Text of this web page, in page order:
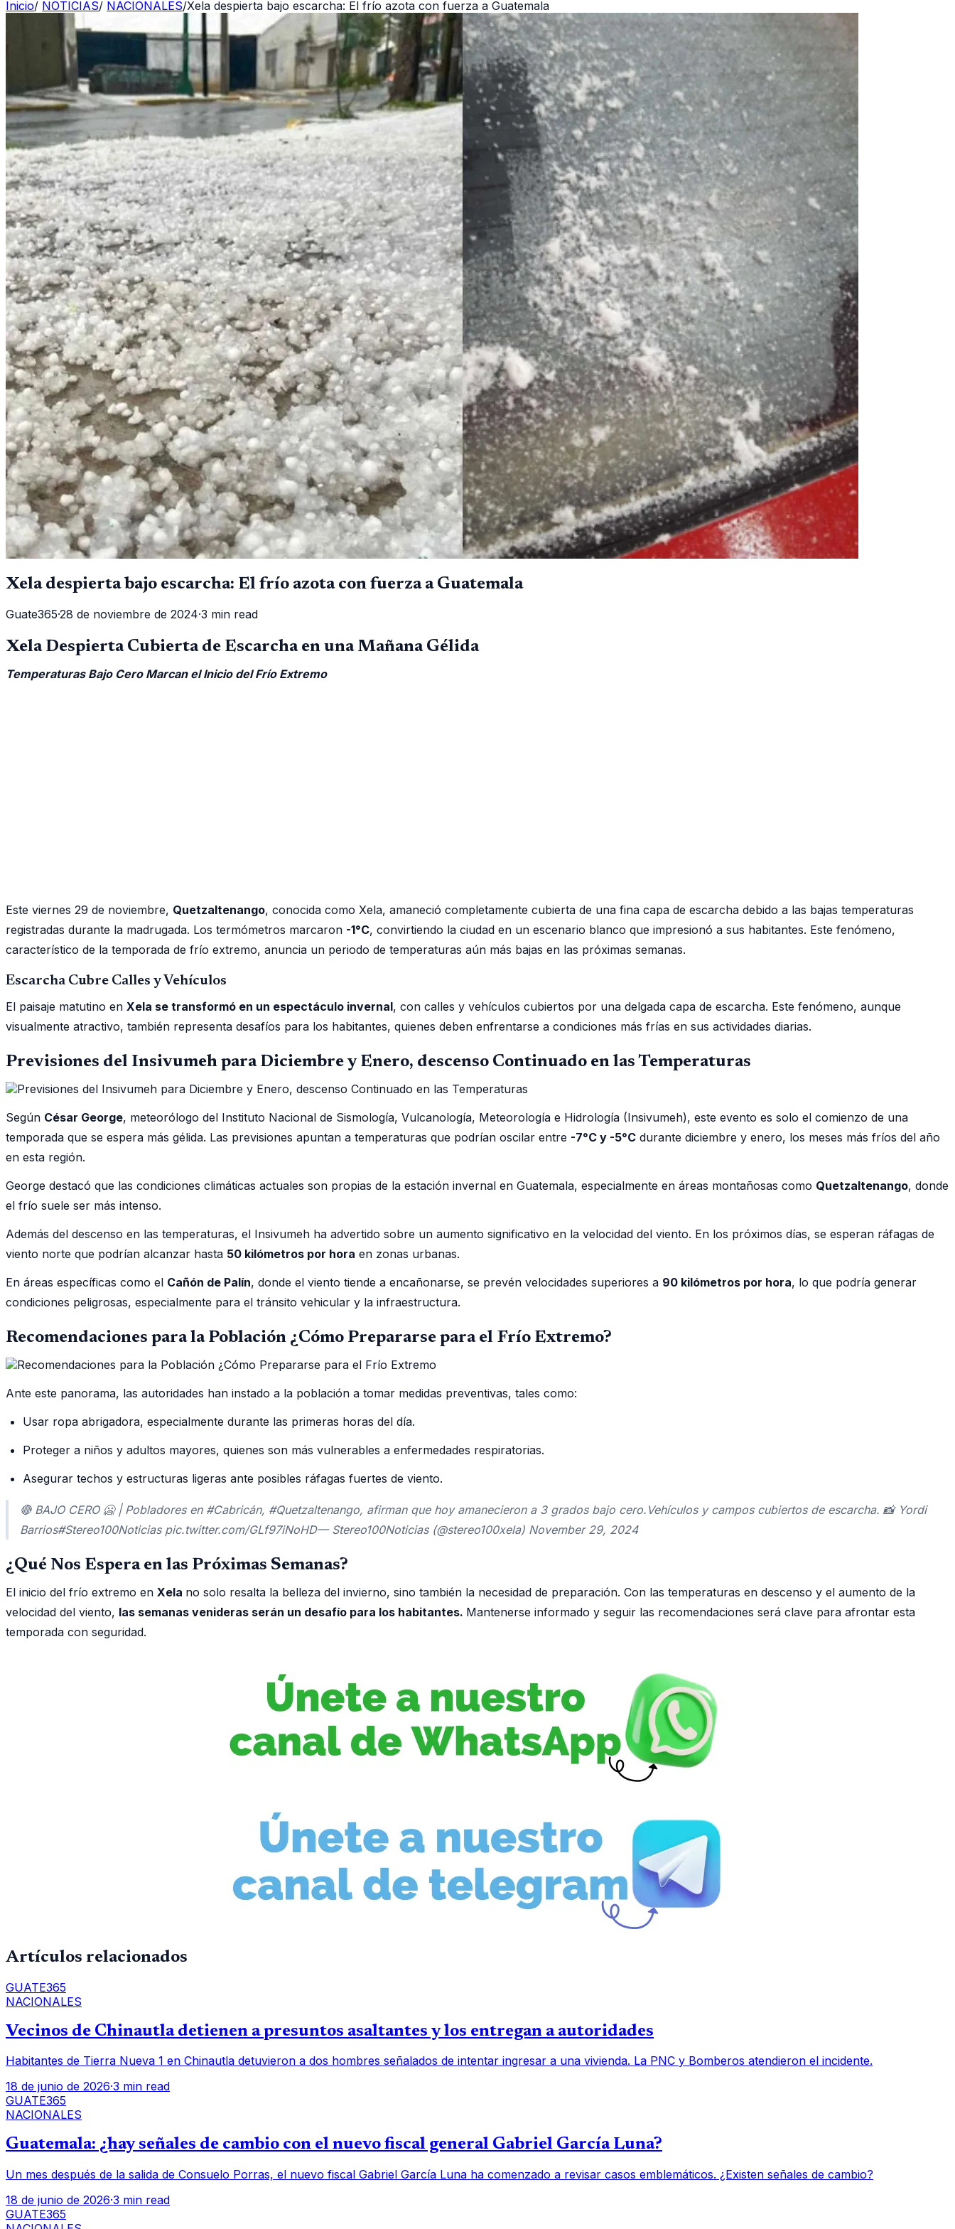
Inicio/ NOTICIAS/ NACIONALES/Xela despierta bajo escarcha: El frío azota con fuerza a Guatemala
Xela despierta bajo escarcha: El frío azota con fuerza a Guatemala
Guate365·28 de noviembre de 2024·3 min read
Xela Despierta Cubierta de Escarcha en una Mañana Gélida
Temperaturas Bajo Cero Marcan el Inicio del Frío Extremo
Este viernes 29 de noviembre, Quetzaltenango, conocida como Xela, amaneció completamente cubierta de una fina capa de escarcha debido a las bajas temperaturas
registradas durante la madrugada. Los termómetros marcaron -1°C, convirtiendo la ciudad en un escenario blanco que impresionó a sus habitantes. Este fenómeno,
característico de la temporada de frío extremo, anuncia un periodo de temperaturas aún más bajas en las próximas semanas.
Escarcha Cubre Calles y Vehículos
El paisaje matutino en Xela se transformó en un espectáculo invernal, con calles y vehículos cubiertos por una delgada capa de escarcha. Este fenómeno, aunque
visualmente atractivo, también representa desafíos para los habitantes, quienes deben enfrentarse a condiciones más frías en sus actividades diarias.
Previsiones del Insivumeh para Diciembre y Enero, descenso Continuado en las Temperaturas
Según César George, meteorólogo del Instituto Nacional de Sismología, Vulcanología, Meteorología e Hidrología (Insivumeh), este evento es solo el comienzo de una
temporada que se espera más gélida. Las previsiones apuntan a temperaturas que podrían oscilar entre -7°C y -5°C durante diciembre y enero, los meses más fríos del año
en esta región.
George destacó que las condiciones climáticas actuales son propias de la estación invernal en Guatemala, especialmente en áreas montañosas como Quetzaltenango, donde
el frío suele ser más intenso.
Además del descenso en las temperaturas, el Insivumeh ha advertido sobre un aumento significativo en la velocidad del viento. En los próximos días, se esperan ráfagas de
viento norte que podrían alcanzar hasta 50 kilómetros por hora en zonas urbanas.
En áreas específicas como el Cañón de Palín, donde el viento tiende a encañonarse, se prevén velocidades superiores a 90 kilómetros por hora, lo que podría generar
condiciones peligrosas, especialmente para el tránsito vehicular y la infraestructura.
Recomendaciones para la Población ¿Cómo Prepararse para el Frío Extremo?
Ante este panorama, las autoridades han instado a la población a tomar medidas preventivas, tales como:
Usar ropa abrigadora, especialmente durante las primeras horas del día.
Proteger a niños y adultos mayores, quienes son más vulnerables a enfermedades respiratorias.
Asegurar techos y estructuras ligeras ante posibles ráfagas fuertes de viento.
🔴 BAJO CERO 🥶 | Pobladores en #Cabricán, #Quetzaltenango, afirman que hoy amanecieron a 3 grados bajo cero.Vehículos y campos cubiertos de escarcha. 📸 Yordi
Barrios#Stereo100Noticias pic.twitter.com/GLf97iNoHD— Stereo100Noticias (@stereo100xela) November 29, 2024
¿Qué Nos Espera en las Próximas Semanas?
El inicio del frío extremo en Xela no solo resalta la belleza del invierno, sino también la necesidad de preparación. Con las temperaturas en descenso y el aumento de la
velocidad del viento, las semanas venideras serán un desafío para los habitantes. Mantenerse informado y seguir las recomendaciones será clave para afrontar esta
temporada con seguridad.
Artículos relacionados
GUATE365
NACIONALES
Vecinos de Chinautla detienen a presuntos asaltantes y los entregan a autoridades
Habitantes de Tierra Nueva 1 en Chinautla detuvieron a dos hombres señalados de intentar ingresar a una vivienda. La PNC y Bomberos atendieron el incidente.
18 de junio de 2026·3 min read
GUATE365
NACIONALES
Guatemala: ¿hay señales de cambio con el nuevo fiscal general Gabriel García Luna?
Un mes después de la salida de Consuelo Porras, el nuevo fiscal Gabriel García Luna ha comenzado a revisar casos emblemáticos. ¿Existen señales de cambio?
18 de junio de 2026·3 min read
GUATE365